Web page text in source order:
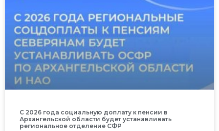
С 2026 года социальную доплату к пенсии в
Архангельской области будет устанавливать
региональное отделение СФР